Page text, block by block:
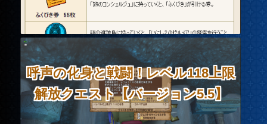
呼声の化身と戦闘！レベル118上限
解放クエスト【バージョン5.5】